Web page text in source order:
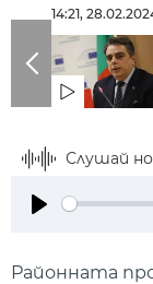
14:21,
Слушай
Районната